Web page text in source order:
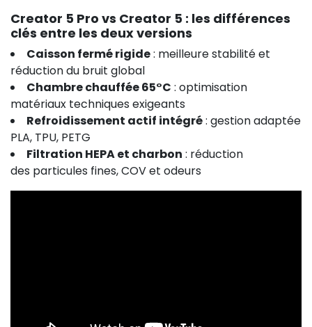
Creator 5 Pro vs Creator 5 : les différences
clés entre les deux versions
Caisson fermé rigide: meilleure stabilité et
réduction du bruit global
Chambre chauffée 65°C : optimisation
matériaux techniques exigeants
Refroidissement actif intégré: gestion adaptée
PLA, TPU, PETG
Filtration HEPA et charbon : réduction
des particules fines, COV et odeurs